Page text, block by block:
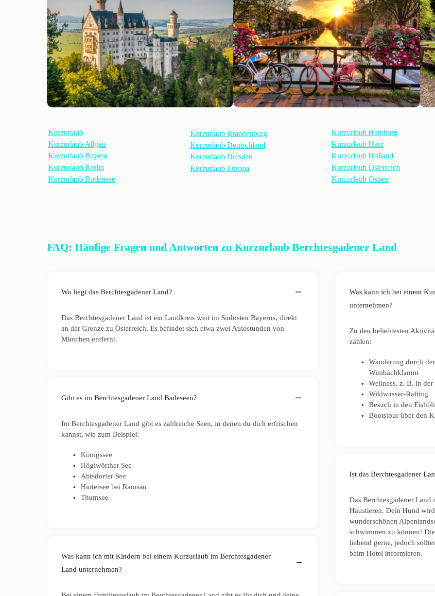
Kurzurlaub
Kurzurlaub Allgäu
Kurzurlaub Bayern
Kurzurlaub Berlin
Kurzurlaub Bodensee
Kurzurlaub Brandenburg
Kurzurlaub Deutschland
Kurzurlaub Dresden
Kurzurlaub Europa
Kurzurlaub Hamburg
Kurzurlaub Harz
Kurzurlaub Holland
Kurzurlaub Österreich
Kurzurlaub Ostsee
FAQ: Häufige Fragen und Antworten zu Kurzurlaub Berchtesgadener Land
Wo liegt das Berchtesgadener Land?
Das Berchtesgadener Land ist ein Landkreis weit im Südosten Bayerns, direkt
an der Grenze zu Österreich. Es befindet sich etwa zwei Autostunden von
München entfernt.
Gibt es im Berchtesgadener Land Badeseen?
Im Berchtesgadener Land gibt es zahlreiche Seen, in denen du dich erfrischen
kannst, wie zum Beispiel:
Königssee
Höglwörther See
Abtsdorfer See
Hintersee bei Ramsau
Thumsee
Was kann ich mit Kindern bei einem Kurzurlaub im Berchtesgadener
Land unternehmen?
Was kann ich bei einem
unternehmen?
Zu den beliebtesten
zählen:
Wanderung durch
Wimbachklamm
Wellness, z. B. in
Wildwasser-Rafting
Besuch in den
Bootstour über den
Ist das Berchtesgadener
Das Berchtesgadener
Haustieren. Dein Hund
wunderschönen
schwimmen zu können!
liebend gerne, jedoch
beim Hotel informieren.